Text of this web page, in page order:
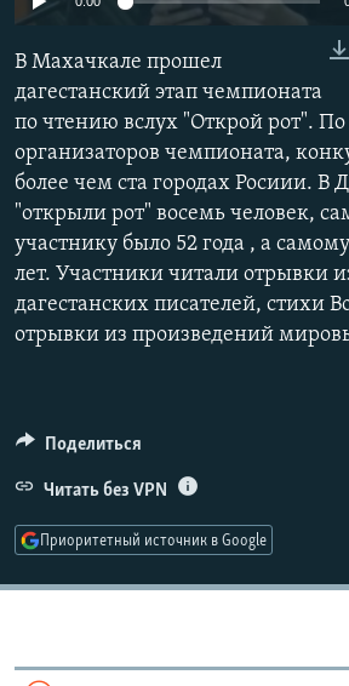
РАСПИСАНИЕ ВЕЩАНИЯ
ПОДПИШИТЕСЬ НА РАССЫЛКУ
СОЦИАЛЬНЫЕ СЕТИ
Все сайты РСЕ/РС
В Махачкале прошел
дагестанский этап чемпионата
по чтению вслух "Открой рот". По
организаторов чемпионата,
более чем ста городах Росиии. В
"открыли рот" восемь человек,
участнику было 52 года , а
лет. Участники читали отрывки
дагестанских писателей, стихи
отрывки из произведений
Поделиться
Читать без VPN
Приоритетный источник в Google